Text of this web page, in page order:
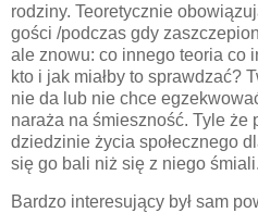
rodziny. Teoretycznie
gości /podczas gdy
ale znowu: co innego teoria co
kto i jak miałby to sprawdzać?
nie da lub nie chce
naraża na śmieszność. Tyle że
dziedzinie życia społecznego
się go bali niż się z niego śmiali.
Bardzo interesujący był sam